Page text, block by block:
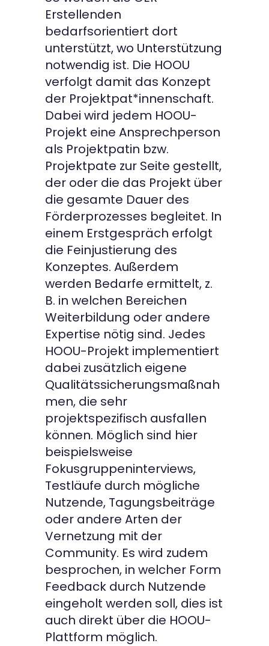
Erstellenden
bedarfsorientiert dort
unterstützt, wo Unterstützung
notwendig ist. Die HOOU
verfolgt damit das Konzept
der Projektpat*innenschaft.
Dabei wird jedem HOOU-
Projekt eine Ansprechperson
als Projektpatin bzw.
Projektpate zur Seite gestellt,
der oder die das Projekt über
die gesamte Dauer des
Förderprozesses begleitet. In
einem Erstgespräch erfolgt
die Feinjustierung des
Konzeptes. Außerdem
werden Bedarfe ermittelt, z.
B. in welchen Bereichen
Weiterbildung oder andere
Expertise nötig sind. Jedes
HOOU-Projekt implementiert
dabei zusätzlich eigene
Qualitätssicherungsmaßnah
men, die sehr
projektspezifisch ausfallen
können. Möglich sind hier
beispielsweise
Fokusgruppeninterviews,
Testläufe durch mögliche
Nutzende, Tagungsbeiträge
oder andere Arten der
Vernetzung mit der
Community. Es wird zudem
besprochen, in welcher Form
Feedback durch Nutzende
eingeholt werden soll, dies ist
auch direkt über die HOOU-
Plattform möglich.